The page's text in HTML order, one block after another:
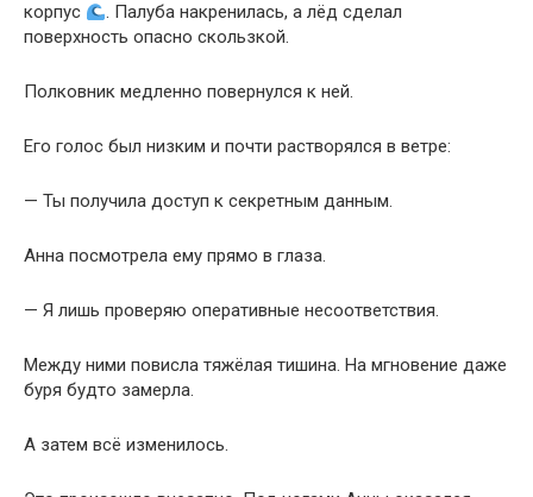
корпус
. Палуба накренилась, а лёд сделал
поверхность опасно скользкой.
Полковник медленно повернулся к ней.
Его голос был низким и почти растворялся в ветре:
— Ты получила доступ к секретным данным.
Анна посмотрела ему прямо в глаза.
— Я лишь проверяю оперативные несоответствия.
Между ними повисла тяжёлая тишина. На мгновение даже
буря будто замерла.
А затем всё изменилось.